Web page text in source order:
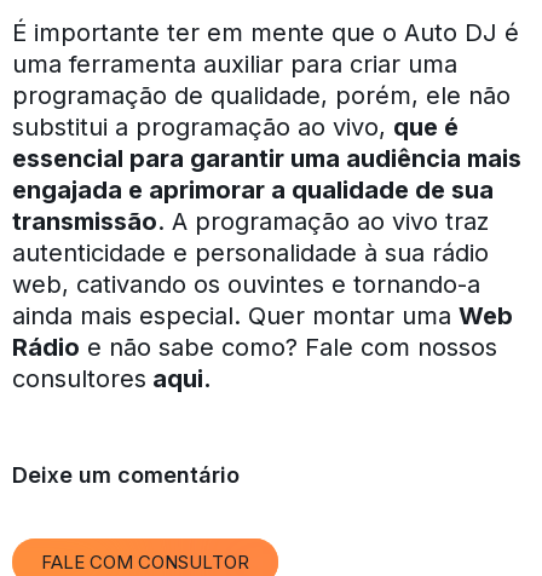
É importante ter em mente que o Auto DJ é
uma ferramenta auxiliar para criar uma
programação de qualidade, porém, ele não
substitui a programação ao vivo, que é
essencial para garantir uma audiência mais
engajada e aprimorar a qualidade de sua
transmissão. A programação ao vivo traz
autenticidade e personalidade à sua rádio
web, cativando os ouvintes e tornando-a
ainda mais especial. Quer montar uma Web
Rádio e não sabe como? Fale com nossos
consultores aqui.
Deixe um comentário
FALE COM CONSULTOR